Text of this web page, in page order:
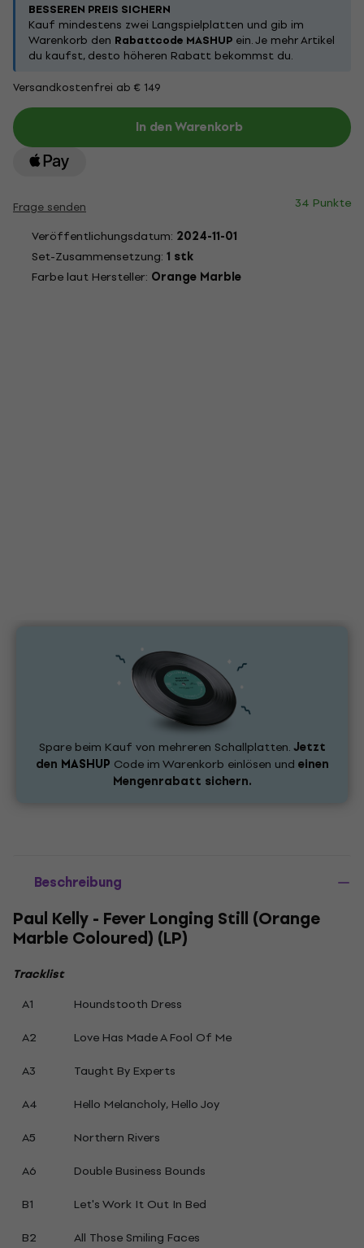
BESSEREN PREIS SICHERN
Kauf mindestens zwei Langspielplatten und gib im
Warenkorb den Rabattcode MASHUP ein. Je mehr Artikel
du kaufst, desto höheren Rabatt bekommst du.
Versandkostenfrei ab € 149
In den Warenkorb
Frage senden
34 Punkte
Veröffentlichungsdatum: 2024-11-01
Set-Zusammensetzung: 1 stk
Farbe laut Hersteller: Orange Marble
Spare beim Kauf von mehreren Schallplatten.Jetzt
den MASHUP Code im Warenkorb einlösen und einen
Mengenrabatt sichern.
Beschreibung
Paul Kelly - Fever Longing Still (Orange
Marble Coloured) (LP)
Tracklist
A1
Houndstooth Dress
A2
Love Has Made A Fool Of Me
A3
Taught By Experts
A4
Hello Melancholy, Hello Joy
A5
Northern Rivers
A6
Double Business Bounds
B1
Let's Work It Out In Bed
B2
All Those Smiling Faces